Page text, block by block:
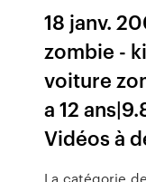
18 janv.
zombie -
voiture
a 12
Vidéos à
La catégorie